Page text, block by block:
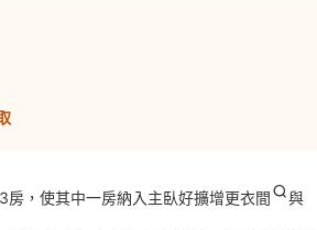
房，使其中一房納入主臥好擴增更衣間
與